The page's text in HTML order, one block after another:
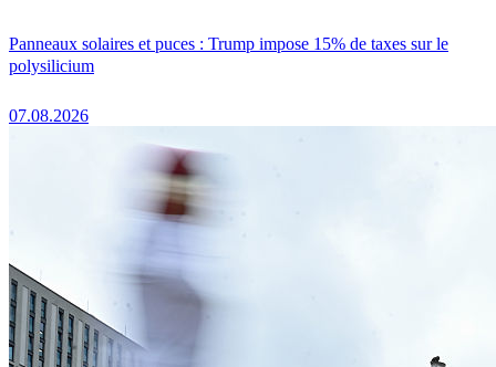
Panneaux solaires et puces : Trump impose 15% de taxes sur le
polysilicium
07.08.2026